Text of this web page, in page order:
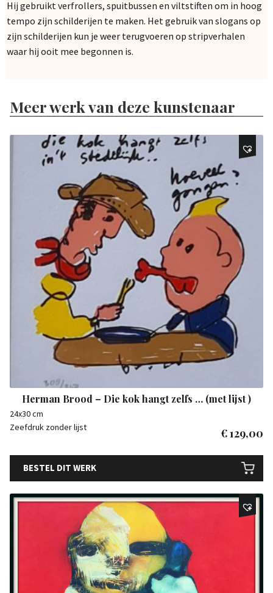
Hij gebruikt verfrollers, spuitbussen en viltstiften om in hoog
tempo zijn schilderijen te maken. Het gebruik van slogans op
zijn schilderijen kun je weer terugvoeren op stripverhalen
waar hij ooit mee begonnen is.
Meer werk van deze kunstenaar
Herman Brood – Die kok hangt zelfs … (met lijst )
24x30 cm
Zeefdruk zonder lijst
€129,00
BESTEL DIT WERK